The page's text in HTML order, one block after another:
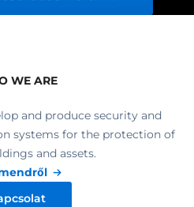
WE ARE
and produce security and
systems for the protection of
and assets.